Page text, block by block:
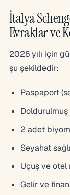
İtalya
Evraklar ve
2026 yılı için
şu şekildedir:
Paspaport
2 adet
Seyahat
Uçuş ve otel
Gelir ve